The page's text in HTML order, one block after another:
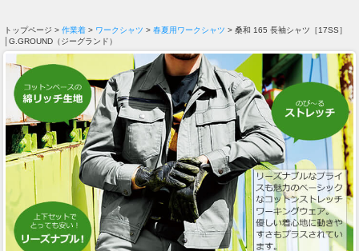
トップページ > 作業着 > ワークシャツ > 春夏用ワークシャツ > 桑和 165 長袖シャツ［17SS］
│G.GROUND（ジーグランド）